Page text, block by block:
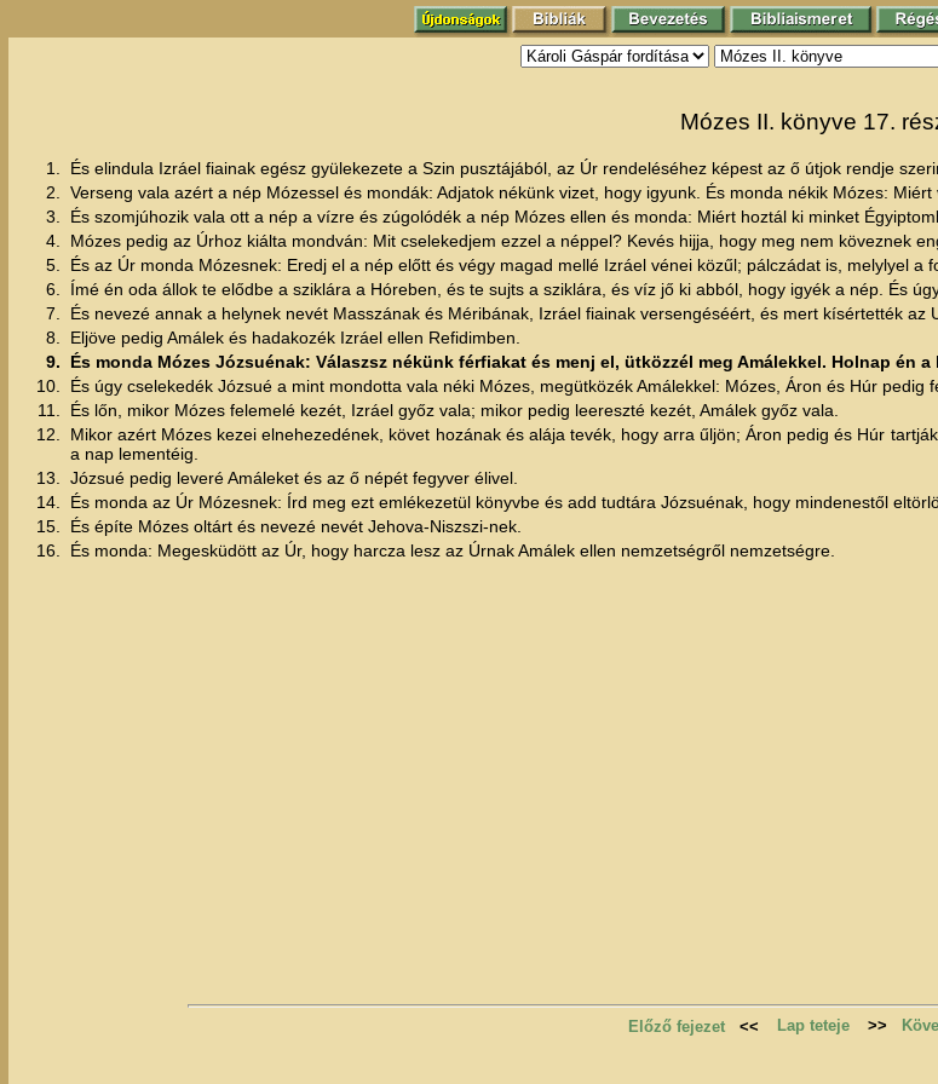
Mózes II. könyve 17.
1.
És elindula Izráel fiainak egész gyülekezete a Szin pusztájából, az Úr rendeléséhez képest az ő útjok rendje
2.
Verseng vala azért a nép Mózessel és mondák: Adjatok nékünk vizet, hogy igyunk. És monda nékik Mózes:
3.
És szomjúhozik vala ott a nép a vízre és zúgolódék a nép Mózes ellen és monda: Miért hoztál ki minket
4.
Mózes pedig az Úrhoz kiálta mondván: Mit cselekedjem ezzel a néppel? Kevés hijja, hogy meg nem köveznek
5.
És az Úr monda Mózesnek: Eredj el a nép előtt és végy magad mellé Izráel vénei közűl; pálczádat is, melylyel a
6.
Ímé én oda állok te elődbe a sziklára a Hóreben, és te sujts a sziklára, és víz jő ki abból, hogy igyék a nép. És
7.
És nevezé annak a helynek nevét Masszának és Méribának, Izráel fiainak versengéséért, és mert kísértették
8.
Eljöve pedig Amálek és hadakozék Izráel ellen Refidimben.
9.
És monda Mózes Józsuénak: Válaszsz nékünk férfiakat és menj el, ütközzél meg Amálekkel. Holnap én
10.
És úgy cselekedék Józsué a mint mondotta vala néki Mózes, megütközék Amálekkel: Mózes, Áron és Húr pedig
11.
És lőn, mikor Mózes felemelé kezét, Izráel győz vala; mikor pedig leereszté kezét, Amálek győz vala.
12.
Mikor azért Mózes kezei elnehezedének, követ hozának és alája tevék, hogy arra űljön; Áron pedig és Húr
a nap lementéig.
13.
Józsué pedig leveré Amáleket és az ő népét fegyver élivel.
14.
És monda az Úr Mózesnek: Írd meg ezt emlékezetül könyvbe és add tudtára Józsuénak, hogy mindenestől
15.
És építe Mózes oltárt és nevezé nevét Jehova-Niszszi-nek.
16.
És monda: Megesküdött az Úr, hogy harcza lesz az Úrnak Amálek ellen nemzetségről nemzetségre.
Előző fejezet << Lap teteje >>